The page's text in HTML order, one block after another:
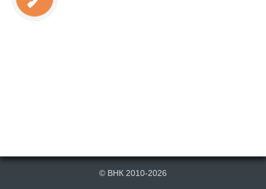
© ВНК 2010-2026